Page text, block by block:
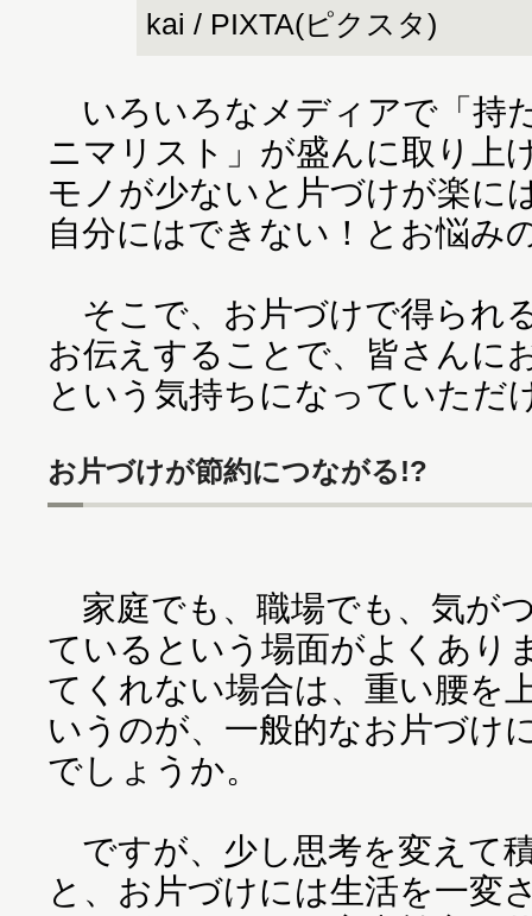
kai / PIXTA(ピクスタ)
いろいろなメディアで「持
ニマリスト」が盛んに取り上
モノが少ないと片づけが楽に
自分にはできない！とお悩み
そこで、お片づけで得られ
お伝えすることで、皆さんに
という気持ちになっていただ
お片づけが節約につながる!?
家庭でも、職場でも、気が
ているという場面がよくあり
てくれない場合は、重い腰を
いうのが、一般的なお片づけ
でしょうか。
ですが、少し思考を変えて
と、お片づけには生活を一変